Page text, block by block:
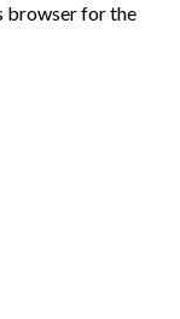
browser for the